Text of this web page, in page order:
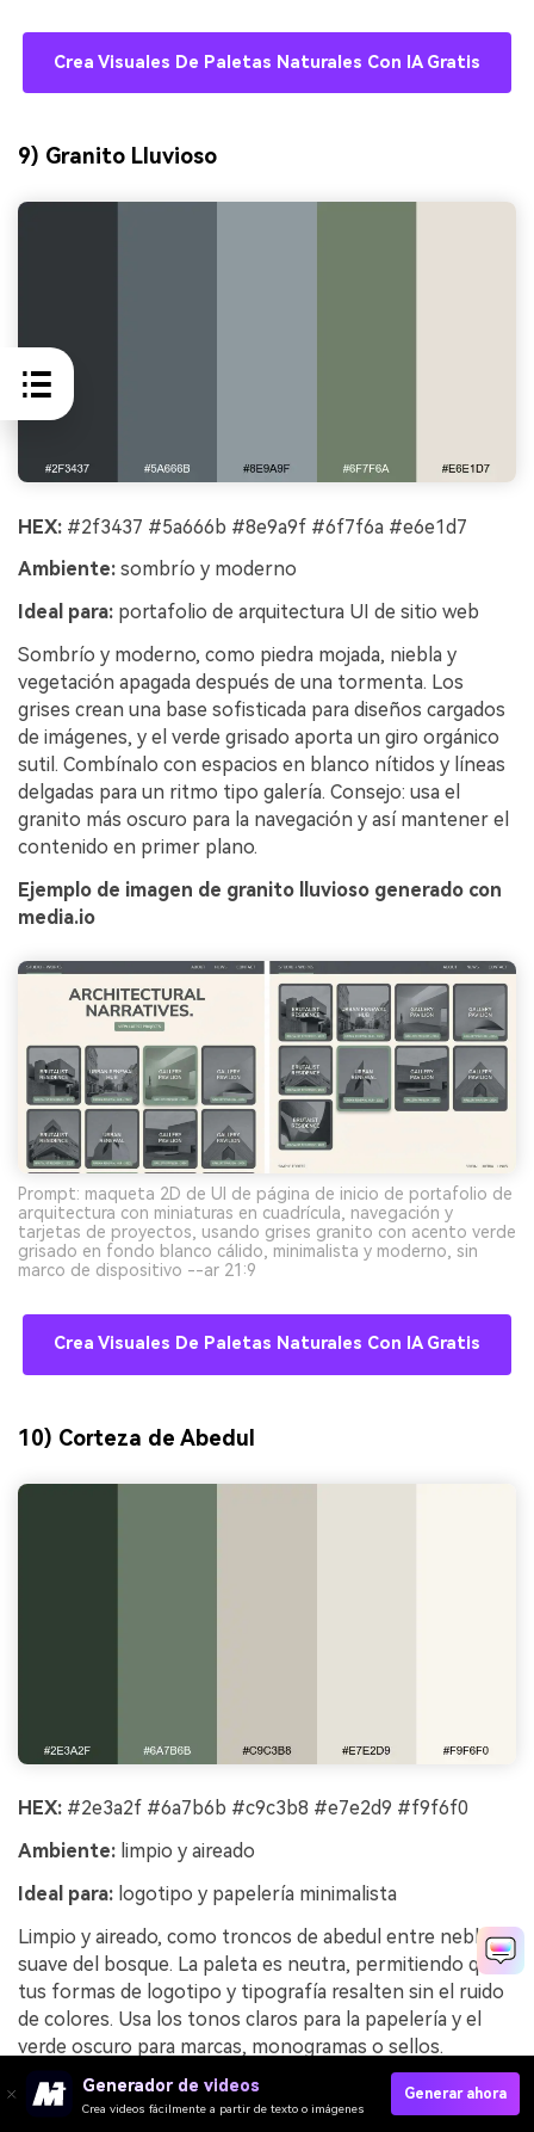
Crea Visuales De Paletas Naturales Con IA Gratis
9) Granito Lluvioso
HEX: #2f3437 #5a666b #8e9a9f #6f7f6a #e6e1d7
Ambiente: sombrío y moderno
Ideal para: portafolio de arquitectura UI de sitio web
Sombrío y moderno, como piedra mojada, niebla y
vegetación apagada después de una tormenta. Los
grises crean una base sofisticada para diseños cargados
de imágenes, y el verde grisado aporta un giro orgánico
sutil. Combínalo con espacios en blanco nítidos y líneas
delgadas para un ritmo tipo galería. Consejo: usa el
granito más oscuro para la navegación y así mantener el
contenido en primer plano.
Ejemplo de imagen de granito lluvioso generado con
media.io
Prompt: maqueta 2D de UI de página de inicio de portafolio de
arquitectura con miniaturas en cuadrícula, navegación y
tarjetas de proyectos, usando grises granito con acento verde
grisado en fondo blanco cálido, minimalista y moderno, sin
marco de dispositivo --ar 21:9
Crea Visuales De Paletas Naturales Con IA Gratis
10) Corteza de Abedul
HEX: #2e3a2f #6a7b6b #c9c3b8 #e7e2d9 #f9f6f0
Ambiente: limpio y aireado
Ideal para: logotipo y papelería minimalista
Limpio y aireado, como troncos de abedul entre neblina
suave del bosque. La paleta es neutra, permitiendo que
tus formas de logotipo y tipografía resalten sin el ruido
de colores. Usa los tonos claros para la papelería y el
verde oscuro para marcas, monogramas o sellos.
Consejo: añade textura con papel no estucado para que
los grises sutiles no se vean planos.
Generador de videos
Crea videos fácilmente a partir de texto o imágenes
Generar ahora